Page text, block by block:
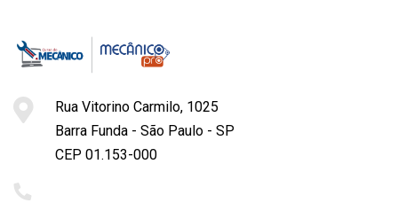
Rua Vitorino Carmilo, 1025
Barra Funda - São Paulo - SP
CEP 01.153-000